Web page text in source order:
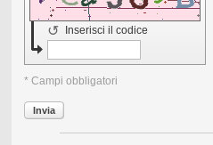
Inserisci il codice
↺
* Campi obbligatori
Invia